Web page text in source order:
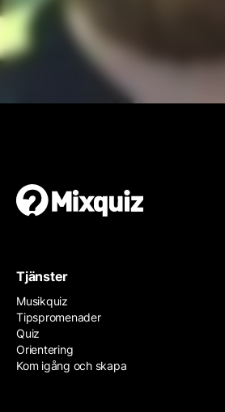
Tjänster
Musikquiz
Tipspromenader
Quiz
Orientering
Kom igång och skapa